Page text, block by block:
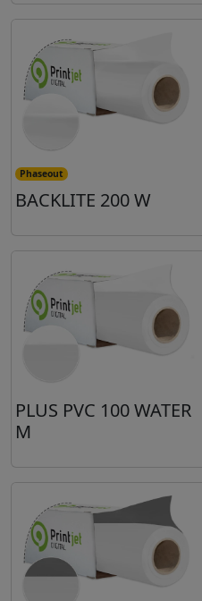
Phaseout
BACKLITE 200 W
PLUS PVC 100 WATER
M